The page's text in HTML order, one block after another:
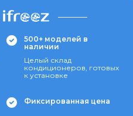
500+ моделей в
наличии
Целый склад
кондиционеров, готовых
к установке
Фиксированная цена